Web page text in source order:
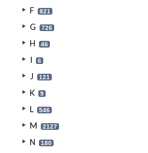
F 821
G 726
H 46
I 6
J 121
K 9
L 546
M 2127
N 180